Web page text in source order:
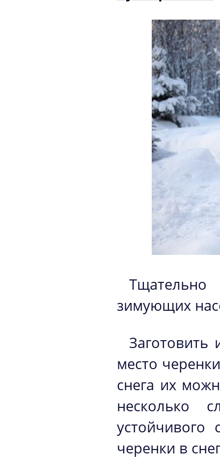
зимующих
место
снега их
несколько
черенки в